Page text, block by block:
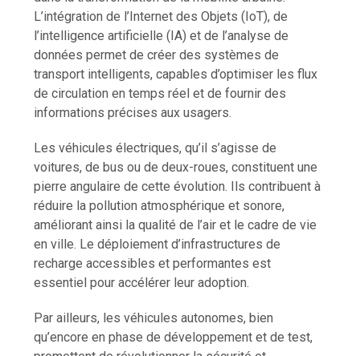
L’intégration de l’Internet des Objets (IoT), de
l’intelligence artificielle (IA) et de l’analyse de
données permet de créer des systèmes de
transport intelligents, capables d’optimiser les flux
de circulation en temps réel et de fournir des
informations précises aux usagers.
Les véhicules électriques, qu’il s’agisse de
voitures, de bus ou de deux-roues, constituent une
pierre angulaire de cette évolution. Ils contribuent à
réduire la pollution atmosphérique et sonore,
améliorant ainsi la qualité de l’air et le cadre de vie
en ville. Le déploiement d’infrastructures de
recharge accessibles et performantes est
essentiel pour accélérer leur adoption.
Par ailleurs, les véhicules autonomes, bien
qu’encore en phase de développement et de test,